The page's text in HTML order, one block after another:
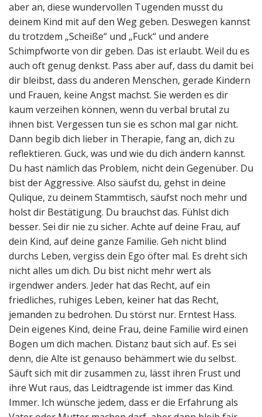
aber an, diese wundervollen Tugenden musst du
deinem Kind mit auf den Weg geben. Deswegen kannst
du trotzdem „Scheiße“ und „Fuck“ und andere
Schimpfworte von dir geben. Das ist erlaubt. Weil du es
auch oft genug denkst. Pass aber auf, dass du damit bei
dir bleibst, dass du anderen Menschen, gerade Kindern
und Frauen, keine Angst machst. Sie werden es dir
kaum verzeihen können, wenn du verbal brutal zu
ihnen bist. Vergessen tun sie es schon mal gar nicht.
Dann begib dich lieber in Therapie, fang an, dich zu
reflektieren. Guck, was und wie du dich ändern kannst.
Du hast nämlich das Problem, nicht dein Gegenüber. Du
bist der Aggressive. Also säufst du, gehst in deine
Qulique, zu deinem Stammtisch, säufst noch mehr und
holst dir Bestätigung. Du brauchst das. Fühlst dich
besser. Sei dir nie zu sicher. Achte auf deine Frau, auf
dein Kind, auf deine ganze Familie. Geh nicht blind
durchs Leben, vergiss dein Ego öfter mal. Es dreht sich
nicht alles um dich. Du bist nicht mehr wert als
irgendwer anders. Jeder hat das Recht, auf ein
friedliches, ruhiges Leben, keiner hat das Recht,
jemanden zu bedrohen. Du störst nur. Erntest Hass.
Dein eigenes Kind, deine Frau, deine Familie wird einen
Bogen um dich machen. Distanz baut sich auf. Es sei
denn, die Alte ist genauso behämmert wie du selbst.
Säuft sich mit dir zusammen zu, lässt ihren Frust und
ihre Wut raus, das Leidtragende ist immer das Kind.
Immer. Ich wünsche jedem, dass er die Erfahrung als